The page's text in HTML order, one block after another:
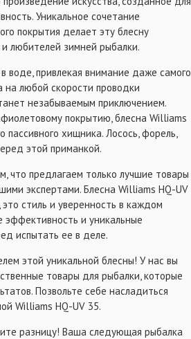
Уникальное сочетание
покрытия делает эту блесну
любителей зимней рыбалки.
воде, привлекая внимание даже самого
на любой скорости проводки
незабываемым приключением.
покрытию, блесна Williams
хищника. Лосось, форель,
этой приманкой.
что предлагаем только лучшие товары
экспертами. Блесна Williams HQ-UV
стиль и уверенность в каждом
эффективность и уникальные
испытать ее в деле.
этой уникальной блесны! У нас вы
товары для рыбалки, которые
Позвольте себе насладиться
Williams HQ-UV 35.
разницу! Ваша следующая рыбалка